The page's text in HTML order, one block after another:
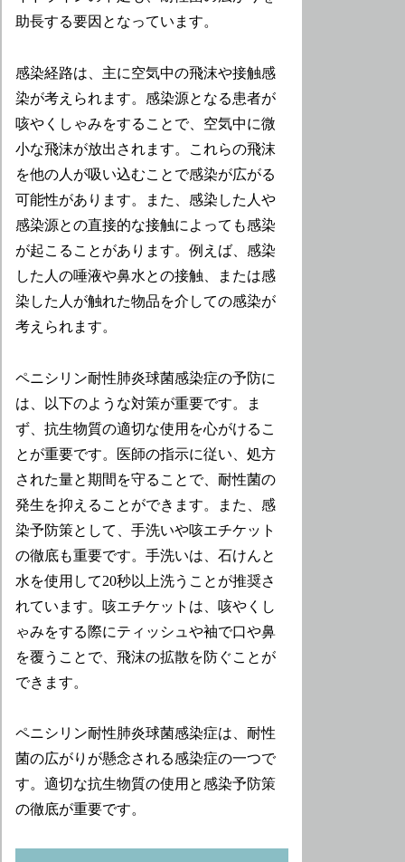
助長する要因となっています。
感染経路は、主に空気中の飛沫や接触感
染が考えられます。感染源となる患者が
咳やくしゃみをすることで、空気中に微
小な飛沫が放出されます。これらの飛沫
を他の人が吸い込むことで感染が広がる
可能性があります。また、感染した人や
感染源との直接的な接触によっても感染
が起こることがあります。例えば、感染
した人の唾液や鼻水との接触、または感
染した人が触れた物品を介しての感染が
考えられます。
ペニシリン耐性肺炎球菌感染症の予防に
は、以下のような対策が重要です。ま
ず、抗生物質の適切な使用を心がけるこ
とが重要です。医師の指示に従い、処方
された量と期間を守ることで、耐性菌の
発生を抑えることができます。また、感
染予防策として、手洗いや咳エチケット
の徹底も重要です。手洗いは、石けんと
水を使用して20秒以上洗うことが推奨さ
れています。咳エチケットは、咳やくし
ゃみをする際にティッシュや袖で口や鼻
を覆うことで、飛沫の拡散を防ぐことが
できます。
ペニシリン耐性肺炎球菌感染症は、耐性
菌の広がりが懸念される感染症の一つで
す。適切な抗生物質の使用と感染予防策
の徹底が重要です。